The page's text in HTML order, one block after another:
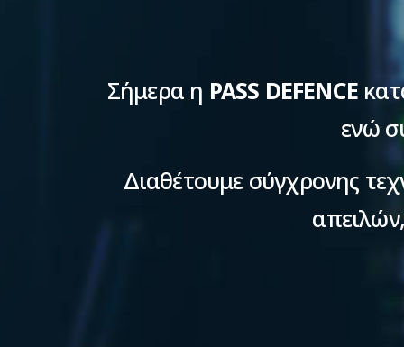
Σήμερα η PASS DEFENCE
ενώ
Διαθέτουμε σύγχρονης